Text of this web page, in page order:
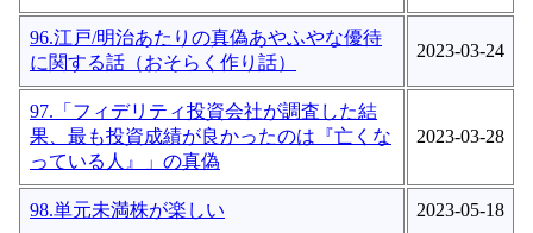
96.江戸/明治あたりの真偽あやふやな優待
に関する話（おそらく作り話）
2023-03-24
97.「フィデリティ投資会社が調査した結
果、最も投資成績が良かったのは『亡くな
っている人』」の真偽
2023-03-28
98.単元未満株が楽しい 2023-05-18